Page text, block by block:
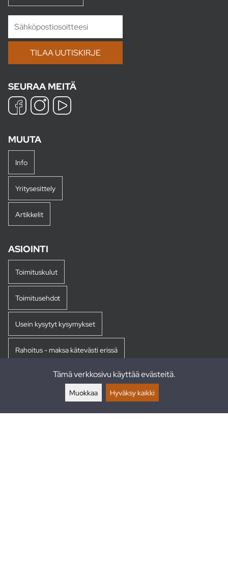
SEURAA MEITÄ
MUUTA
Info
Yritysesittely
Artikkelit
ASIOINTI
Toimituskulut
Toimitusehdot
Usein kysytyt kysymykset
Rahoitus - maksa kätevästi erissä
Tämä verkkosivu käyttää evästeitä.
Muokkaa Hyväksy kaikki